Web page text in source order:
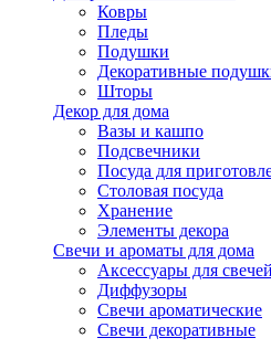
Ковры
Пледы
Подушки
Декоративные
Шторы
Декор для дома
Вазы и кашпо
Подсвечники
Посуда для
Столовая посуда
Хранение
Элементы декора
Свечи и ароматы для дома
Аксессуары для свечей
Диффузоры
Свечи ароматические
Свечи декоративные